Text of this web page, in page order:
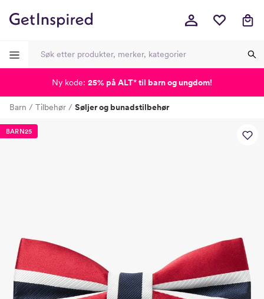
Barn Tilbehør Søljer og bunadstilbehør
BARN25
Ny kode: 25% på ALT*til barn og ungdom!
-
-
-
-